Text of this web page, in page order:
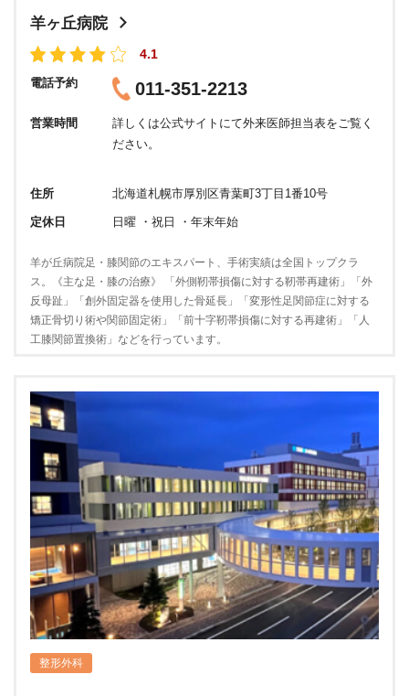
羊ヶ丘病院
4.1
電話予約 011-351-2213
営業時間
詳しくは公式サイトにて外来医師担当表をご覧く
ださい。
住所 北海道札幌市厚別区青葉町3丁目1番10号
定休日 日曜 ・祝日 ・年末年始
羊が丘病院足・膝関節のエキスパート、手術実績は全国トップクラ
ス。《主な足・膝の治療》 「外側靭帯損傷に対する靭帯再建術」「外
反母趾」「創外固定器を使用した骨延長」「変形性足関節症に対する
矯正骨切り術や関節固定術」「前十字靭帯損傷に対する再建術」「人
工膝関節置換術」などを行っています。
整形外科